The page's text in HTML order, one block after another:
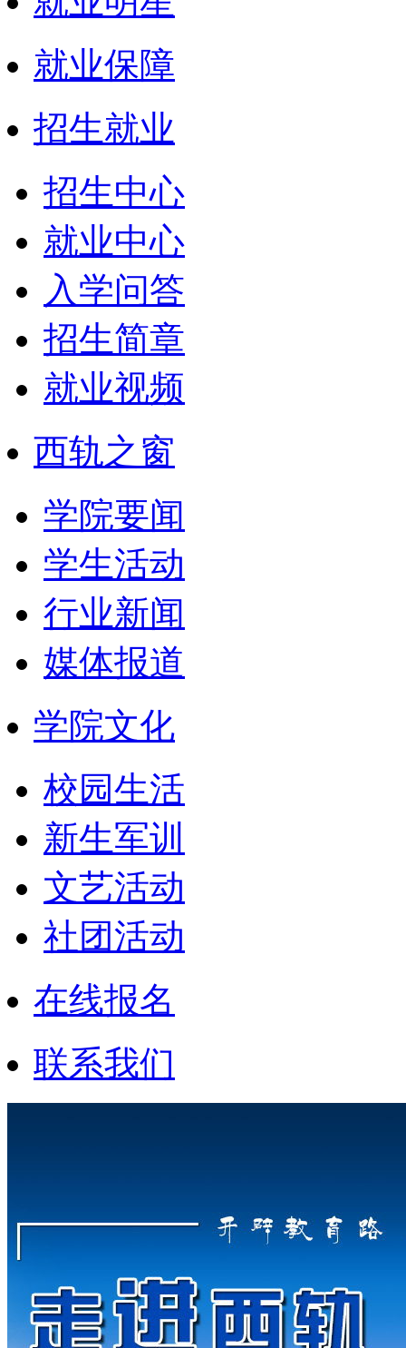
就业保障
招生就业
招生中心
就业中心
入学问答
招生简章
就业视频
西轨之窗
学院要闻
学生活动
行业新闻
媒体报道
学院文化
校园生活
新生军训
文艺活动
社团活动
在线报名
联系我们